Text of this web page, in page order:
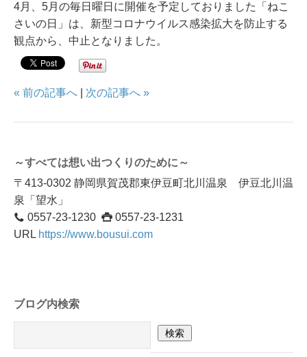
4月、5月の毎日曜日に開催を予定しておりました「ねこ
さいの日」は、新型コロナウイルス感染拡大を防止する
観点から、中止となりました。
« 前の記事へ 次の記事へ »
～すべては想い出つくりのために～
〒413-0302 静岡県賀茂郡東伊豆町北川温泉 伊豆北川温
泉「望水」
0557-23-1230
0557-23-1231
URL https://www.bousui.com
ブログ内検索